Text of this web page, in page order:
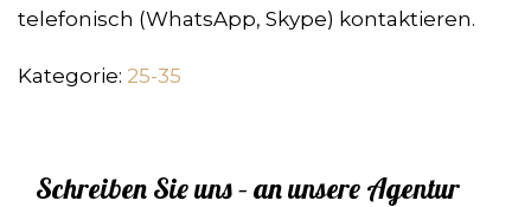
telefonisch (WhatsApp, Skype) kontaktieren.
Kategorie: 25-35
Schreiben Sie uns – an unsere Agentur